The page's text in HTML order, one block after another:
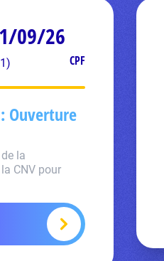
09/26
CPF
Ouverture
la
CNV pour